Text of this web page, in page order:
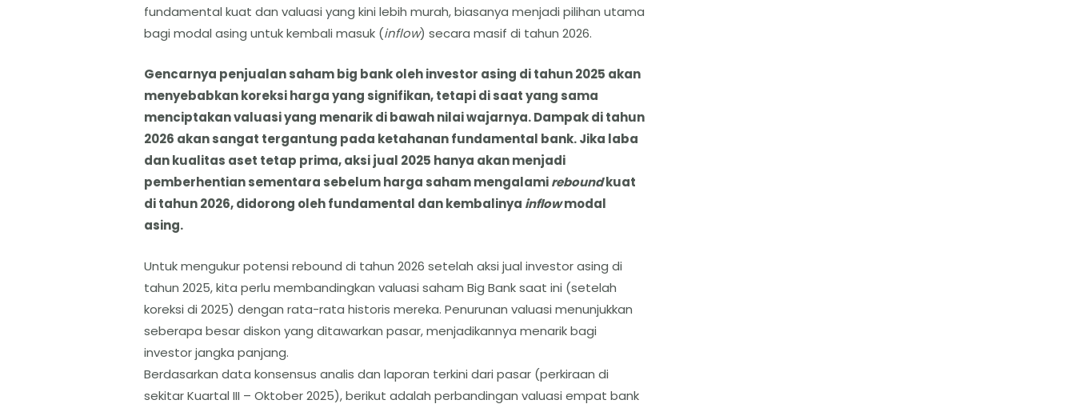
fundamental kuat dan valuasi yang kini lebih murah, biasanya menjadi pilihan utama
bagi modal asing untuk kembali masuk (inflow) secara masif di tahun 2026.
Gencarnya penjualan saham big bank oleh investor asing di tahun 2025 akan
menyebabkan koreksi harga yang signifikan, tetapi di saat yang sama
menciptakan valuasi yang menarik di bawah nilai wajarnya. Dampak di tahun
2026 akan sangat tergantung pada ketahanan fundamental bank. Jika laba
dan kualitas aset tetap prima, aksi jual 2025 hanya akan menjadi
pemberhentian sementara sebelum harga saham mengalamireboundkuat
di tahun 2026, didorong oleh fundamental dan kembalinya inflowmodal
asing.
Untuk mengukur potensi rebound di tahun 2026 setelah aksi jual investor asing di
tahun 2025, kita perlu membandingkan valuasi saham Big Bank saat ini (setelah
koreksi di 2025) dengan rata-rata historis mereka. Penurunan valuasi menunjukkan
seberapa besar diskon yang ditawarkan pasar, menjadikannya menarik bagi
investor jangka panjang.
​Berdasarkan data konsensus analis dan laporan terkini dari pasar (perkiraan di
sekitar Kuartal III – Oktober 2025), berikut adalah perbandingan valuasi empat bank